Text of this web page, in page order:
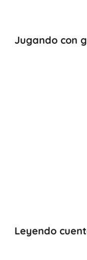
Jugando con
Leyendo